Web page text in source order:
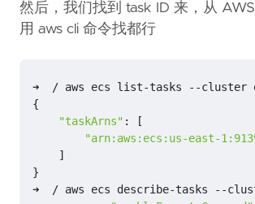
然后，我们找到 task ID 来，从
用 aws cli 命令找都行
{
"taskArns" :
[
"arn:aws:ecs:us-east-
]
}
➜  / aws ecs describe-tasks --